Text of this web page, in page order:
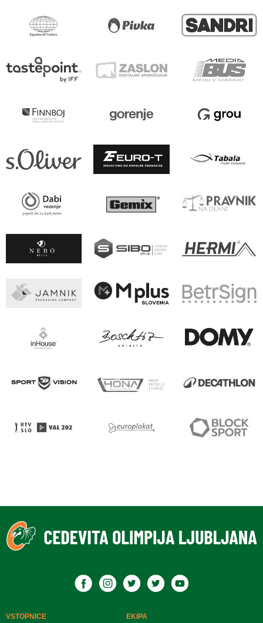
VSTOPNICE
EKIPA